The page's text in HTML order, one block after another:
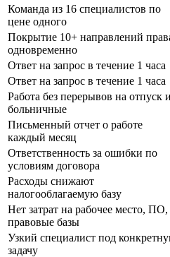
Команда из 16 специалистов по
цене одного
Покрытие 10+ направлений
одновременно
Ответ на запрос в течение 1 часа
Ответ на запрос в течение 1 часа
Работа без перерывов на отпуск и
больничные
Письменный отчет о работе
каждый месяц
Ответственность за ошибки по
условиям договора
Расходы снижают
налогооблагаемую базу
Нет затрат на рабочее место, ПО,
правовые базы
Узкий специалист под
задачу